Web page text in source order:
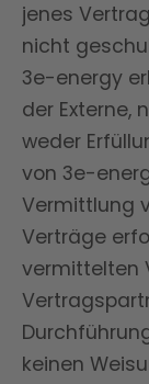
jenes
nicht
3e-energy
der Externe,
weder
von 3e-
Vermittlung
Verträge
vermittelten
keinen